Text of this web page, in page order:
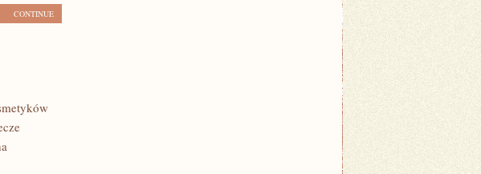
CONTINUE